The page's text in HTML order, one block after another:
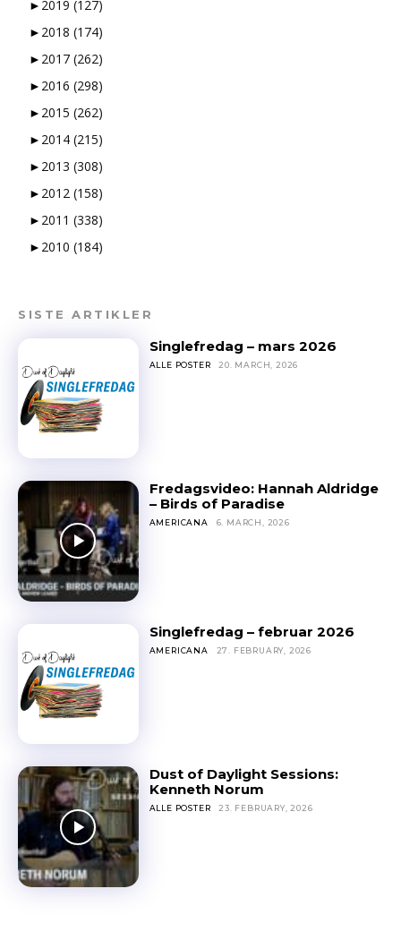
► 2019 (127)
► 2018 (174)
► 2017 (262)
► 2016 (298)
► 2015 (262)
► 2014 (215)
► 2013 (308)
► 2012 (158)
► 2011 (338)
► 2010 (184)
SISTE ARTIKLER
Singlefredag – mars 2026
ALLE POSTER 20. MARCH, 2026
Fredagsvideo: Hannah Aldridge
– Birds of Paradise
AMERICANA 6. MARCH, 2026
Singlefredag – februar 2026
AMERICANA 27. FEBRUARY, 2026
Dust of Daylight Sessions:
Kenneth Norum
ALLE POSTER 23. FEBRUARY, 2026